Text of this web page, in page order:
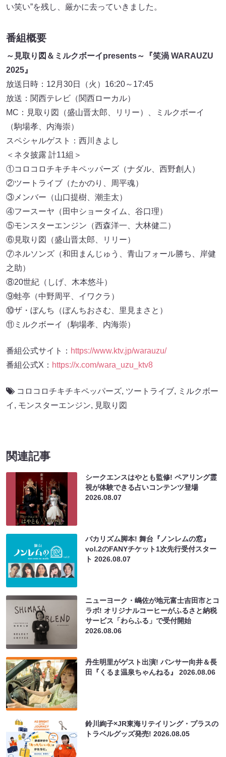
い笑い”を残し、厳かに去っていきました。
番組概要
～見取り図＆ミルクボーイpresents～『笑渦 WARAUZU
2025』
放送日時：12月30日（火）16:20～17:45
放送：関西テレビ（関西ローカル）
MC：見取り図（盛山晋太郎、リリー）、ミルクボーイ
（駒場孝、内海崇）
スペシャルゲスト：西川きよし
＜ネタ披露 計11組＞
①コロコロチキチキペッパーズ（ナダル、西野創人）
②ツートライブ（たかのり、周平魂）
③メンバー（山口提樹、潮圭太）
④フースーヤ（田中ショータイム、谷口理）
⑤モンスターエンジン（西森洋一、大林健二）
⑥見取り図（盛山晋太郎、リリー）
⑦ネルソンズ（和田まんじゅう、青山フォール勝ち、岸健
之助）
⑧20世紀（しげ、木本悠斗）
⑨蛙亭（中野周平、イワクラ）
⑩ザ・ぼんち（ぼんちおさむ、里見まさと）
⑪ミルクボーイ（駒場孝、内海崇）
番組公式サイト： https://www.ktv.jp/warauzu/
番組公式X： https://x.com/wara_uzu_ktv8
コロコロチキチキペッパーズ, ツートライブ, ミルクボー
イ , モンスターエンジン, 見取り図
関連記事
シークエンスはやとも監修! ペアリング霊
視が体験できる占いコンテンツ登場
2026.08.07
バカリズム脚本! 舞台『ノンレムの窓』
vol.2のFANYチケット1次先行受付スター
ト2026.08.07
ニューヨーク・嶋佐が地元富士吉田市とコ
ラボ! オリジナルコーヒーがふるさと納税
サービス「わらふる」で受付開始
2026.08.06
丹生明里がゲスト出演! パンサー向井＆長
田『くるま温泉ちゃんねる』2026.08.06
鈴川絢子×JR東海リテイリング・プラスの
トラベルグッズ発売!2026.08.05